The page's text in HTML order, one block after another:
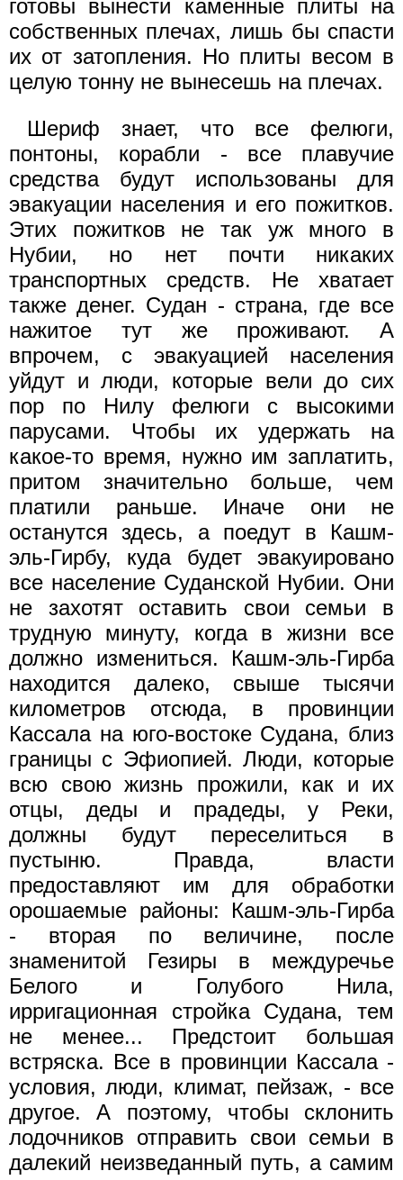
готовы вынести каменные плиты на
собственных плечах, лишь бы спасти
их от затопления. Но плиты весом в
целую тонну не вынесешь на плечах.
Шериф знает, что все фелюги,
понтоны, корабли - все плавучие
средства будут использованы для
эвакуации населения и его пожитков.
Этих пожитков не так уж много в
Нубии, но нет почти никаких
транспортных средств. Не хватает
также денег. Судан - страна, где все
нажитое тут же проживают. А
впрочем, с эвакуацией населения
уйдут и люди, которые вели до сих
пор по Нилу фелюги с высокими
парусами. Чтобы их удержать на
какое-то время, нужно им заплатить,
притом значительно больше, чем
платили раньше. Иначе они не
останутся здесь, а поедут в Кашм-
эль-Гирбу, куда будет эвакуировано
все население Суданской Нубии. Они
не захотят оставить свои семьи в
трудную минуту, когда в жизни все
должно измениться. Кашм-эль-Гирба
находится далеко, свыше тысячи
километров отсюда, в провинции
Кассала на юго-востоке Судана, близ
границы с Эфиопией. Люди, которые
всю свою жизнь прожили, как и их
отцы, деды и прадеды, у Реки,
должны будут переселиться в
пустыню. Правда, власти
предоставляют им для обработки
орошаемые районы: Кашм-эль-Гирба
- вторая по величине, после
знаменитой Гезиры в междуречье
Белого и Голубого Нила,
ирригационная стройка Судана, тем
не менее... Предстоит большая
встряска. Все в провинции Кассала -
условия, люди, климат, пейзаж, - все
другое. А поэтому, чтобы склонить
лодочников отправить свои семьи в
далекий неизведанный путь, а самим